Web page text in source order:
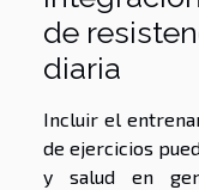
de
diaria
Incluir el
de ejercicios
y salud en